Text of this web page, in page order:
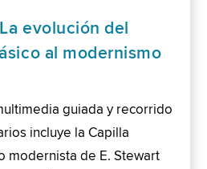
evolución del
al modernismo
guiada y recorrido
incluye la Capilla
modernista de E. Stewart